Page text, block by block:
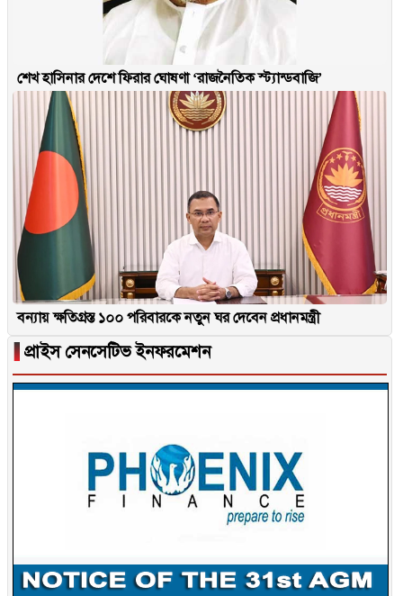
শেখ হাসিনার দেশে ফিরার ঘোষণা ‘রাজনৈতিক স্ট্যান্ডবাজি’
বন্যায় ক্ষতিগ্রস্ত ১০০ পরিবারকে নতুন ঘর দেবেন প্রধানমন্ত্রী
▐ প্রাইস সেনসেটিভ ইনফরমেশন